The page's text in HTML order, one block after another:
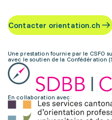
Contacter orientation.ch
Une prestation fournie par le CSFO
avec le soutien de la Confédération
En collaboration avec: